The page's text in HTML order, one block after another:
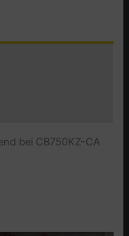
bei CB750KZ-CA